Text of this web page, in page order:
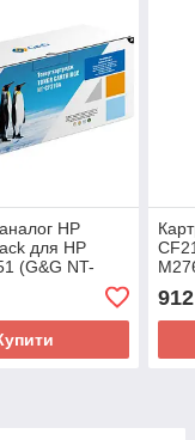
HP
для HP
(G&G NT-
912